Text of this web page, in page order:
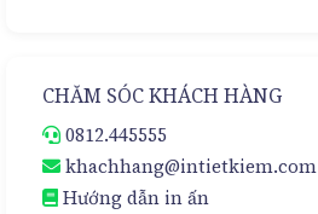
CHĂM SÓC KHÁCH HÀNG
0812.445555
khachhang@intietkiem.com
Hướng dẫn in ấn